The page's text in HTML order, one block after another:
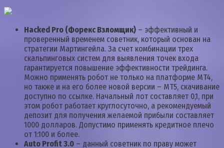
Hacked Pro (Форекс Взломщик) – эффективный и
проверенный временем советник, который основан на
стратегии Мартингейла. За счет комбинации трех
скальпинговых систем для выявления точек входа
гарантируется повышение эффективности трейдинга.
Можно применять робот не только на платформе MT4,
но также и на его более новой версии – MT5, скачивание
доступно по ссылке. Начальный лот составляет 0,1, при
этом робот работает круглосуточно, а рекомендуемый
депозит для получения желаемой прибыли составляет
1000 долларов. Допустимо применять кредитное плечо
от 1:100 и более.
Auto Profit 3.0 – данный советник по праву может